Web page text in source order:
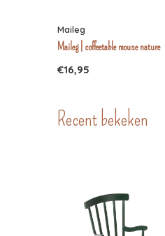
Maileg
Maileg | coffeetable mouse nature
€16,95
Recent bekeken